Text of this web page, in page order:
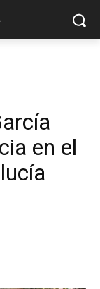
en el